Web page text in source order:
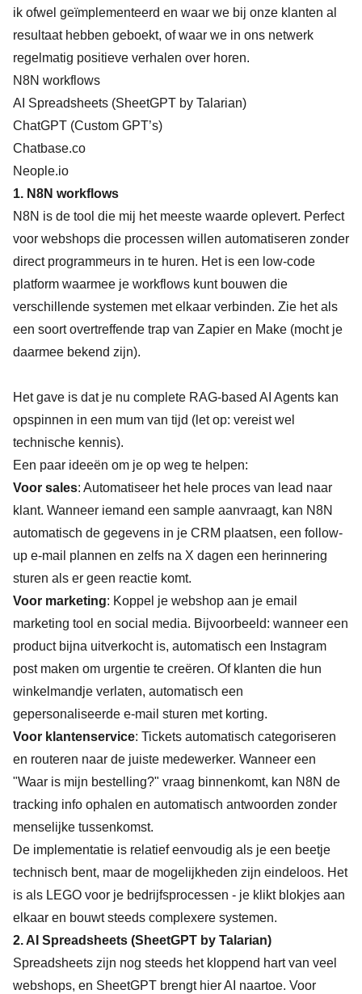
ik ofwel geïmplementeerd en waar we bij onze klanten al
resultaat hebben geboekt, of waar we in ons netwerk
regelmatig positieve verhalen over horen.
N8N workflows
AI Spreadsheets (SheetGPT by Talarian)
ChatGPT (Custom GPT’s)
Chatbase.co
Neople.io
1. N8N workflows
N8N is de tool die mij het meeste waarde oplevert. Perfect
voor webshops die processen willen automatiseren zonder
direct programmeurs in te huren. Het is een low-code
platform waarmee je workflows kunt bouwen die
verschillende systemen met elkaar verbinden. Zie het als
een soort overtreffende trap van Zapier en Make (mocht je
daarmee bekend zijn).
Het gave is dat je nu complete RAG-based AI Agents kan
opspinnen in een mum van tijd (let op: vereist wel
technische kennis).
Een paar ideeën om je op weg te helpen:
Voor sales: Automatiseer het hele proces van lead naar
klant. Wanneer iemand een sample aanvraagt, kan N8N
automatisch de gegevens in je CRM plaatsen, een follow-
up e-mail plannen en zelfs na X dagen een herinnering
sturen als er geen reactie komt.
Voor marketing: Koppel je webshop aan je email
marketing tool en social media. Bijvoorbeeld: wanneer een
product bijna uitverkocht is, automatisch een Instagram
post maken om urgentie te creëren. Of klanten die hun
winkelmandje verlaten, automatisch een
gepersonaliseerde e-mail sturen met korting.
Voor klantenservice: Tickets automatisch categoriseren
en routeren naar de juiste medewerker. Wanneer een
"Waar is mijn bestelling?" vraag binnenkomt, kan N8N de
tracking info ophalen en automatisch antwoorden zonder
menselijke tussenkomst.
De implementatie is relatief eenvoudig als je een beetje
technisch bent, maar de mogelijkheden zijn eindeloos. Het
is als LEGO voor je bedrijfsprocessen - je klikt blokjes aan
elkaar en bouwt steeds complexere systemen.
2. AI Spreadsheets (SheetGPT by Talarian)
Spreadsheets zijn nog steeds het kloppend hart van veel
webshops, en SheetGPT brengt hier AI naartoe. Voor